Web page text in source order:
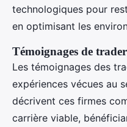
technologiques pour
en optimisant les
Témoignages de
Les témoignages des
expériences vécues au
décrivent ces firmes
carrière viable,